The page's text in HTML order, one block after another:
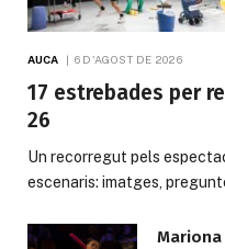
AUCA 6 D'AGOST DE 2026
17 estrebades per
26
Un recorregut pels
escenaris: imatges,
Mariona